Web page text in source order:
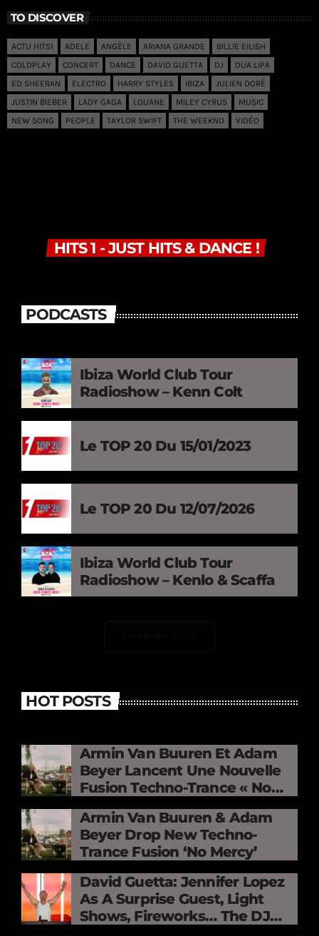
TO DISCOVER
ACTU HITS1 ADELE ANGÈLE ARIANA GRANDE
BILLIE EILISH
COLDPLAY
CONCERT DANCE DAVID GUETTA DJ
DUA LIPA
ED SHEERAN
ELECTRO HARRY STYLES IBIZA
JULIEN DORÉ
JUSTIN BIEBER
LADY GAGA LOUANE MILEY CYRUS
MUSIC
NEW SONG
PEOPLE TAYLOR SWIFT THE WEEKND VIDÉO
HITS 1 - JUST HITS & DANCE !
PODCASTS
Ibiza World Club Tour
Radioshow – Kenn Colt
Le TOP 20 Du 15/01/2023
Le TOP 20 Du 12/07/2026
Ibiza World Club Tour
Radioshow – Kenlo & Scaffa
HOT POSTS
Armin Van Buuren Et Adam
Beyer Lancent Une Nouvelle
Fusion Techno-Trance « No
Armin Van Buuren & Adam
Beyer Drop New Techno-
Trance Fusion ‘No Mercy’
David Guetta: Jennifer Lopez
As A Surprise Guest, Light
Shows, Fireworks… The DJ